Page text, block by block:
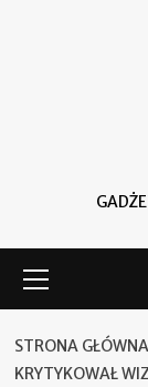
główne
STRONA GŁÓWNA
KRYTYKOWAŁ